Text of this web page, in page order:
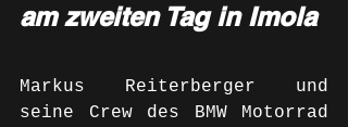
am zweiten Tag in Imola
Markus Reiterberger und
seine Crew des BMW Motorrad